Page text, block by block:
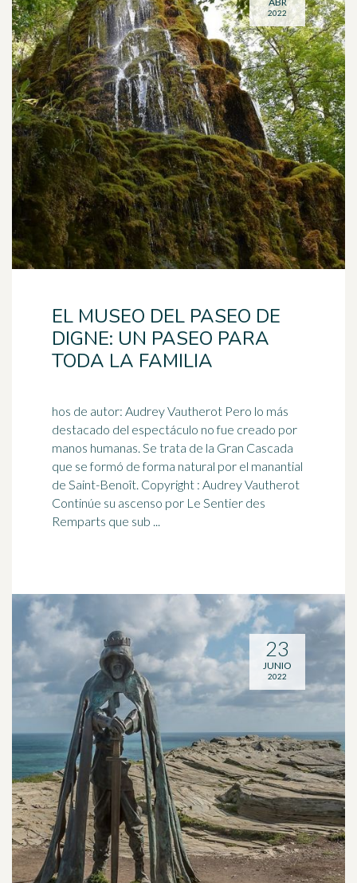
EL MUSEO DEL PASEO DE
DIGNE: UN PASEO PARA
TODA LA FAMILIA
hos de autor: Audrey Vautherot Pero lo más
destacado del espectáculo no fue creado por
manos humanas. Se trata de la Gran Cascada
que se formó de forma natural por el manantial
de Saint-Benoît. Copyright : Audrey Vautherot
Continúe su ascenso por Le Sentier des
Remparts que sub ...
2022
23
JUNIO
2022